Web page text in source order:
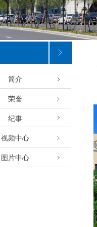
ꁕ
简介
荣誉
纪事
视频中心
图片中心